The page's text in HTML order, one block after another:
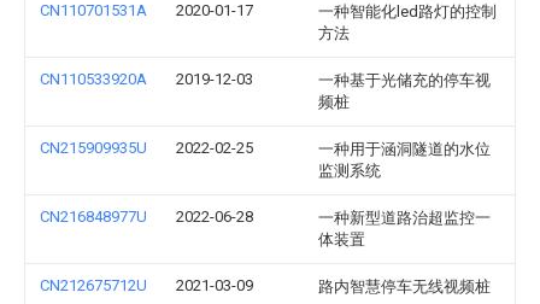
CN110701531A 2020-01-17
一种智能化led路灯的控制
方法
CN110533920A 2019-12-03
一种基于光储充的停车视
频桩
CN215909935U 2022-02-25
一种用于涵洞隧道的水位
监测系统
CN216848977U 2022-06-28
一种新型道路治超监控一
体装置
CN212675712U 2021-03-09 路内智慧停车无线视频桩